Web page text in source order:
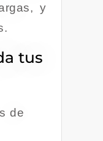
y
tus
de